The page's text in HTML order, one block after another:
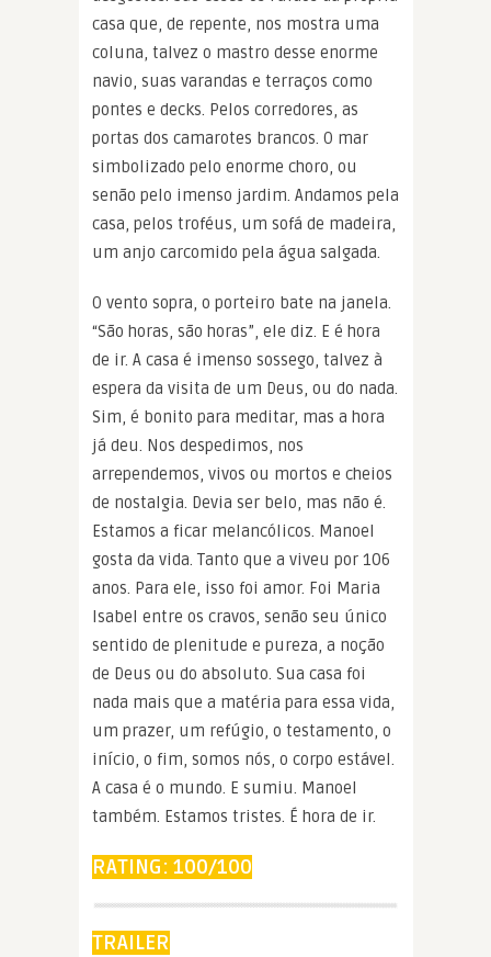
casa que, de repente, nos mostra uma
coluna, talvez o mastro desse enorme
navio, suas varandas e terraços como
pontes e decks. Pelos corredores, as
portas dos camarotes brancos. O mar
simbolizado pelo enorme choro, ou
senão pelo imenso jardim. Andamos pela
casa, pelos troféus, um sofá de madeira,
um anjo carcomido pela água salgada.
O vento sopra, o porteiro bate na janela.
“São horas, são horas”, ele diz. E é hora
de ir. A casa é imenso sossego, talvez à
espera da visita de um Deus, ou do nada.
Sim, é bonito para meditar, mas a hora
já deu. Nos despedimos, nos
arrependemos, vivos ou mortos e cheios
de nostalgia. Devia ser belo, mas não é.
Estamos a ficar melancólicos. Manoel
gosta da vida. Tanto que a viveu por 106
anos. Para ele, isso foi amor. Foi Maria
Isabel entre os cravos, senão seu único
sentido de plenitude e pureza, a noção
de Deus ou do absoluto. Sua casa foi
nada mais que a matéria para essa vida,
um prazer, um refúgio, o testamento, o
início, o fim, somos nós, o corpo estável.
A casa é o mundo. E sumiu. Manoel
também. Estamos tristes. É hora de ir.
RATING: 100/100
TRAILER